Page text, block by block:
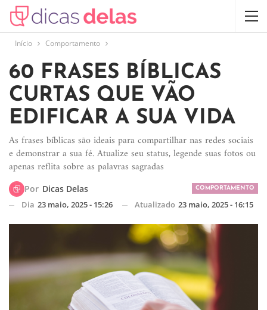
Início Comportamento
60 FRASES BÍBLICAS
CURTAS QUE VÃO
EDIFICAR A SUA VIDA
As frases bíblicas são ideais para compartilhar nas redes sociais
e demonstrar a sua fé. Atualize seu status, legende suas fotos ou
apenas reflita sobre as palavras sagradas
COMPORTAMENTO
Por Dicas Delas
Dia 23 maio, 2025 - 15:26 Atualizado 23 maio, 2025 - 16:15